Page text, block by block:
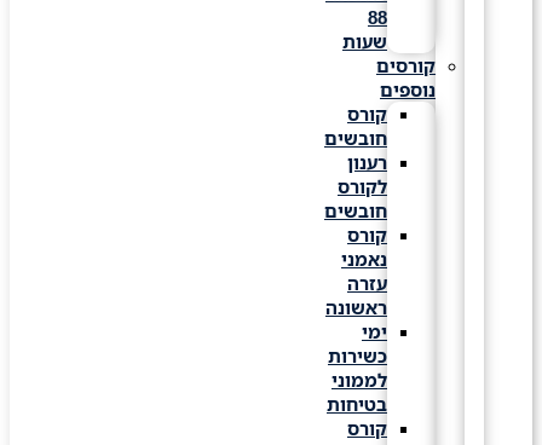
שעות
קורסים
נוספים
קורס
חובשים
רענון
לקורס
חובשים
קורס
נאמני
עזרה
ראשונה
ימי
כשירות
לממוני
בטיחות
קורס